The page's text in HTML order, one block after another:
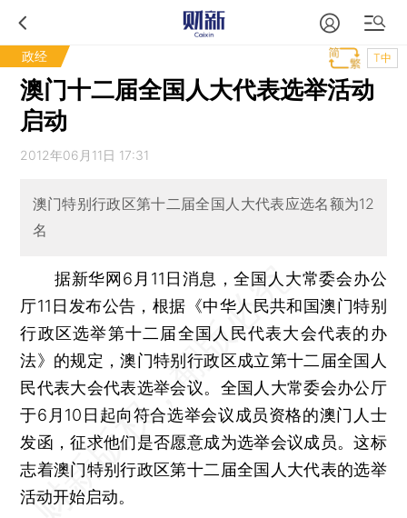
政经 T中
澳门十二届全国人大代表选举活动
启动
2012年06月11日 17:31
澳门特别行政区第十二届全国人大代表应选名额为12
名
据新华网6月11日消息，全国人大常委会办公
厅11日发布公告，根据《中华人民共和国澳门特别
行政区选举第十二届全国人民代表大会代表的办
法》的规定，澳门特别行政区成立第十二届全国人
民代表大会代表选举会议。全国人大常委会办公厅
于6月10日起向符合选举会议成员资格的澳门人士
发函，征求他们是否愿意成为选举会议成员。这标
志着澳门特别行政区第十二届全国人大代表的选举
活动开始启动。